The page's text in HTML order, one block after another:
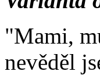
"Mami,
nevěděl